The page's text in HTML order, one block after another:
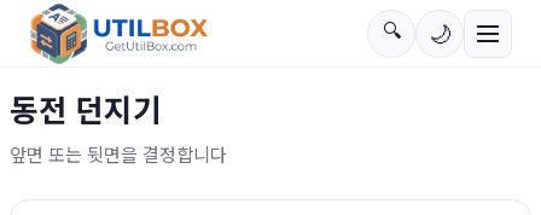
🔍 🌙
동전 던지기
앞면 또는 뒷면을 결정합니다